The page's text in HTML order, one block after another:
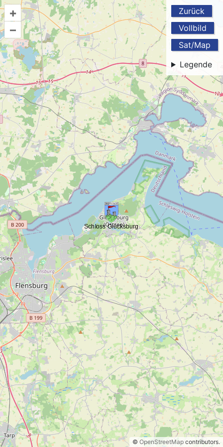
Zurück
Vollbild
Sat/Map
Legende
+
–
© OpenStreetMap contributors.